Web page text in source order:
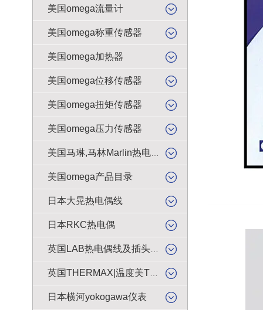
美国omega流量计
美国omega称重传感器
美国omega加热器
美国omega位移传感器
美国omega扭矩传感器
美国omega压力传感器
美国omega产品目录
日本大晃热电偶线
日本RKC热电偶
日本横河yokogawa仪表